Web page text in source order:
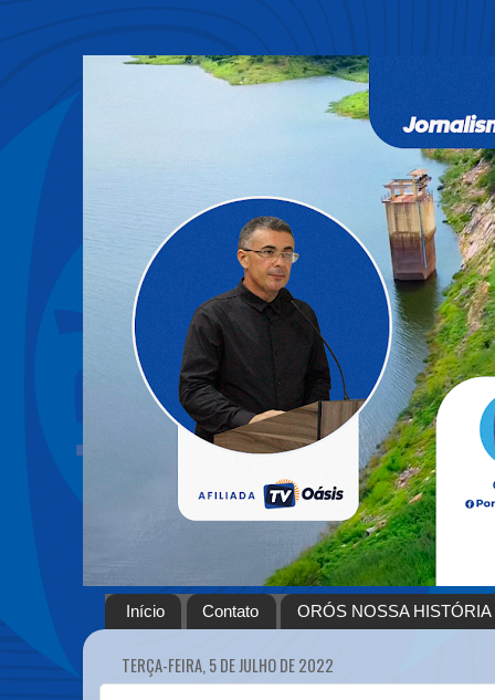
Início Contato ORÓS NOSSA HISTÓRIA
TERÇA-FEIRA, 5 DE JULHO DE 2022